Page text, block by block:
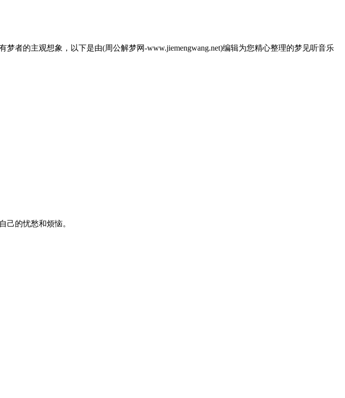
者的主观想象，以下是由(周公解梦网-www.jiemengwang.net)编辑为您精心整理的梦见听音乐
的忧愁和烦恼。